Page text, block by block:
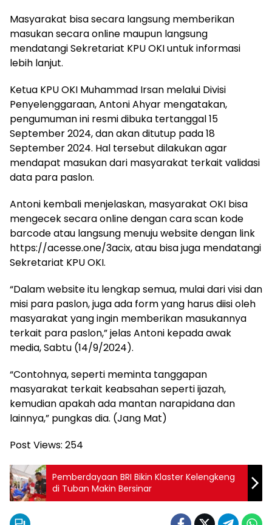
Masyarakat bisa secara langsung memberikan
masukan secara online maupun langsung
mendatangi Sekretariat KPU OKI untuk informasi
lebih lanjut.
Ketua KPU OKI Muhammad Irsan melalui Divisi
Penyelenggaraan, Antoni Ahyar mengatakan,
pengumuman ini resmi dibuka tertanggal 15
September 2024, dan akan ditutup pada 18
September 2024. Hal tersebut dilakukan agar
mendapat masukan dari masyarakat terkait validasi
data para paslon.
Antoni kembali menjelaskan, masyarakat OKI bisa
mengecek secara online dengan cara scan kode
barcode atau langsung menuju website dengan link
https://acesse.one/3acix, atau bisa juga mendatangi
Sekretariat KPU OKI.
“Dalam website itu lengkap semua, mulai dari visi dan
misi para paslon, juga ada form yang harus diisi oleh
masyarakat yang ingin memberikan masukannya
terkait para paslon,” jelas Antoni kepada awak
media, Sabtu (14/9/2024).
“Contohnya, seperti meminta tanggapan
masyarakat terkait keabsahan seperti ijazah,
kemudian apakah ada mantan narapidana dan
lainnya,” pungkas dia. (Jang Mat)
Post Views: 254
Pemberdayaan BRI Bikin Klaster Kelengkeng
di Tuban Makin Bersinar